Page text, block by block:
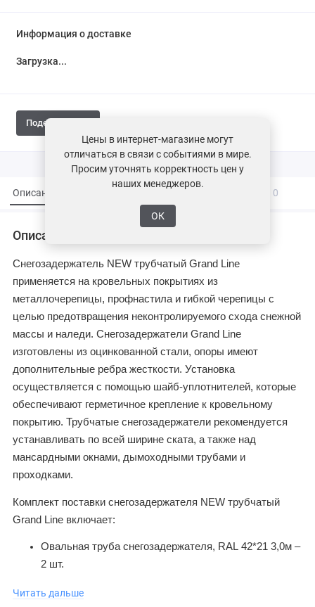
Информация о доставке
Загрузка...
Поделиться
Описание Вопросы и ответы 0
Описание
Снегозадержатель NEW трубчатый Grand Line
применяется на кровельных покрытиях из
металлочерепицы, профнастила и гибкой черепицы с
целью предотвращения неконтролируемого схода снежной
массы и наледи. Снегозадержатели Grand Line
изготовлены из оцинкованной стали, опоры имеют
дополнительные ребра жесткости. Установка
осуществляется с помощью шайб-уплотнителей, которые
обеспечивают герметичное крепление к кровельному
покрытию. Трубчатые снегозадержатели рекомендуется
устанавливать по всей ширине ската, а также над
мансардными окнами, дымоходными трубами и
проходками.
Комплект поставки снегозадержателя NEW трубчатый
Grand Line включает:
Овальная труба снегозадержателя, RAL 42*21 3,0м –
2 шт.
Уплотнитель ЭПДП – 8 шт.
Читать дальше
Цены в интернет-магазине могут
отличаться в связи с событиями в мире.
Просим уточнять корректность цен у
наших менеджеров.
ОК